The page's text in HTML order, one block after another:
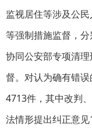
监视居住等涉及公
等强制措施监督，分
协同公安部专项清
督。对认为确有错
4713件，其中改判
法情形提出纠正意